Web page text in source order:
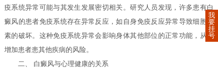
疫系统异常可能与其发生发展密切相关。研究人员发现，许多患有白
癜风的患者免疫系统存在异常反应，如自身免疫反应异常导致细胞色
素的破坏。这种免疫系统异常会影响身体其他部位的正常功能，从而
增加患者患其他疾病的风险。
二、 白癜风与心理健康的关系
我
要
挂
号